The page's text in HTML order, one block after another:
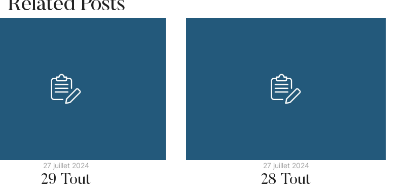
Related Posts
27 juillet 2024
29 Tout
27 juillet 2024
28 Tout